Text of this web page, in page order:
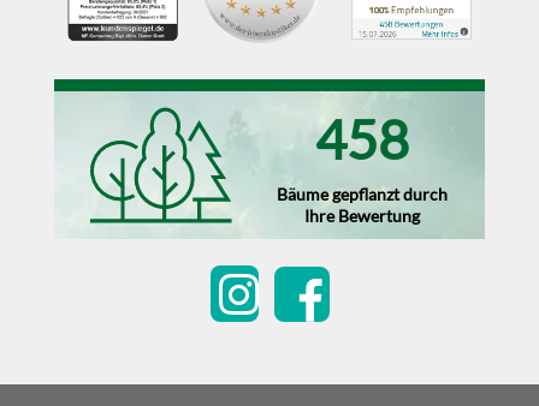
458
Bäume gepflanzt durch
Ihre Bewertung
Kundenbewertungen und Erfahrungen zu
Optik Müller & Die Akustiker
Empfehlungen auf